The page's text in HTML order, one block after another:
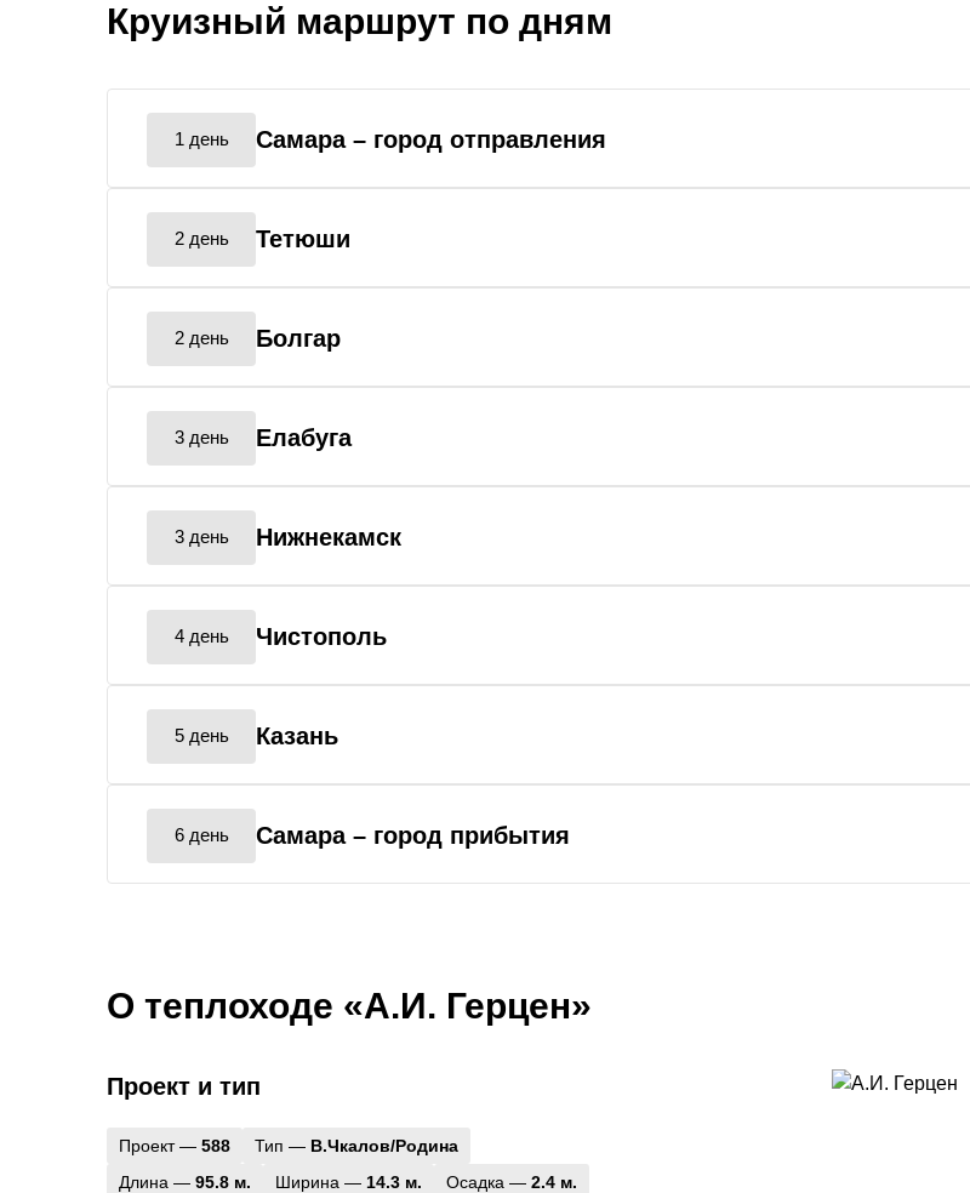
Круизный маршрут по дням
1 день Самара – город отправления
2 день Тетюши
2 день Болгар
3 день Елабуга
3 день Нижнекамск
4 день Чистополь
5 день Казань
6 день Самара – город прибытия
О теплоходе «А.И. Герцен»
Проект и тип
Проект — 588 Тип — В.Чкалов/Родина
Длина — 95.8 м. Ширина — 14.3 м. Осадка — 2.4 м.